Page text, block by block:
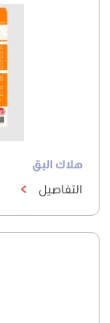
هلاك البق
التفاصيل